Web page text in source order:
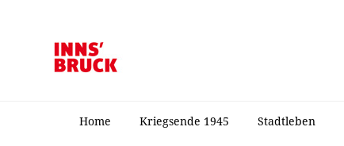
Home Kriegsende 1945 Stadtleben